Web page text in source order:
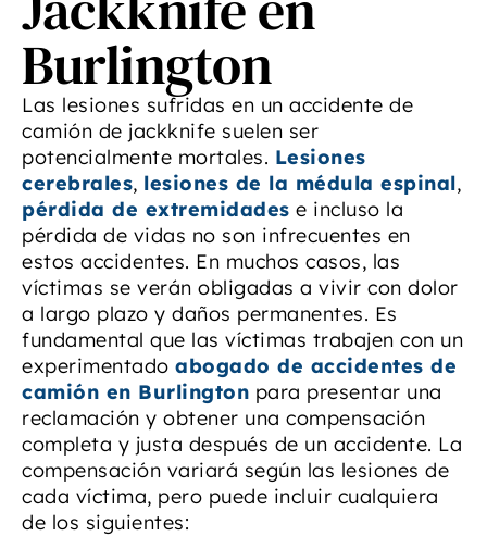
Burlington
Las lesiones sufridas en un accidente de
camión de jackknife suelen ser
potencialmente mortales. Lesiones
cerebrales, lesiones de la médula espinal,
pérdida de extremidades e incluso la
pérdida de vidas no son infrecuentes en
estos accidentes. En muchos casos, las
víctimas se verán obligadas a vivir con dolor
a largo plazo y daños permanentes. Es
fundamental que las víctimas trabajen con un
experimentado abogado de accidentes de
camión en Burlington para presentar una
reclamación y obtener una compensación
completa y justa después de un accidente. La
compensación variará según las lesiones de
cada víctima, pero puede incluir cualquiera
de los siguientes: